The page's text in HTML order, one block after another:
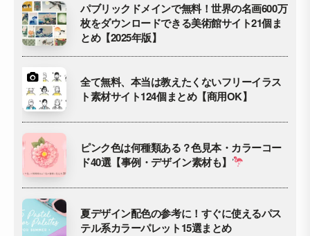
パブリックドメインで無料！世界の名画600万
枚をダウンロードできる美術館サイト21個ま
とめ【2025年版】
全て無料、本当は教えたくないフリーイラス
ト素材サイト124個まとめ【商用OK】
ピンク色は何種類ある？色見本・カラーコー
ド40選【事例・デザイン素材も】
夏デザイン配色の参考に！すぐに使えるパス
テル系カラーパレット15選まとめ